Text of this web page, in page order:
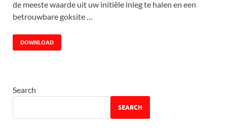
de meeste waarde uit uw initiële inleg te halen en een
betrouwbare goksite …
DOWNLOAD
Search
SEARCH